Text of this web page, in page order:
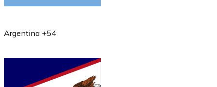
Argentina +54